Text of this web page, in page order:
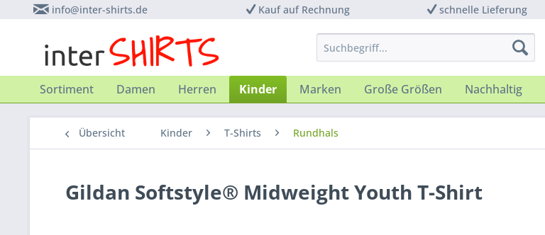
info@inter-shirts.de Kauf auf Rechnung schnelle Lieferung
Sortiment Damen Herren Kinder Marken Große Größen Nachhaltig
Übersicht Kinder T-Shirts Rundhals
Gildan Softstyle® Midweight Youth T-Shirt